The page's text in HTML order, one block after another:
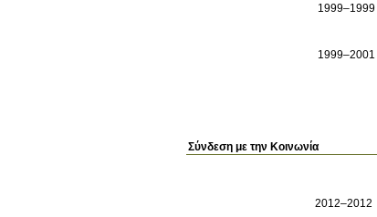
1999–1999
1999–2001
Σύνδεση με την Κοινωνία
2012–2012